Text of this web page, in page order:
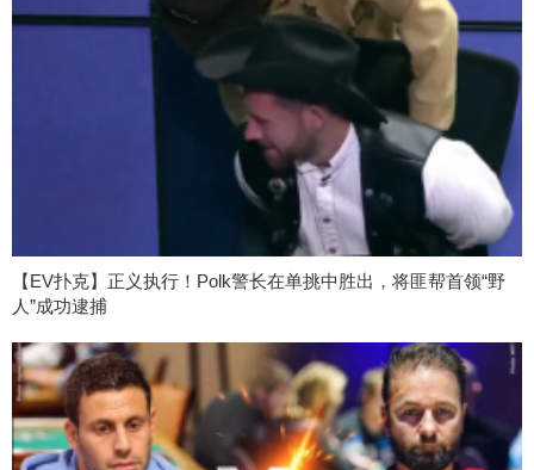
【EV扑克】正义执行！Polk警长在单挑中胜出，将匪帮首领“野
人”成功逮捕